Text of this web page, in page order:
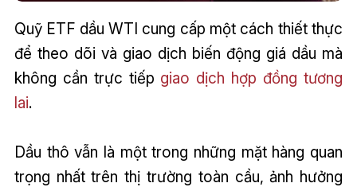
Quỹ ETF dầu WTI cung cấp một cách thiết thực
để theo dõi và giao dịch biến động giá dầu mà
không cần trực tiếp giao dịch hợp đồng tương
lai.
Dầu thô vẫn là một trong những mặt hàng quan
trọng nhất trên thị trường toàn cầu, ảnh hưởng